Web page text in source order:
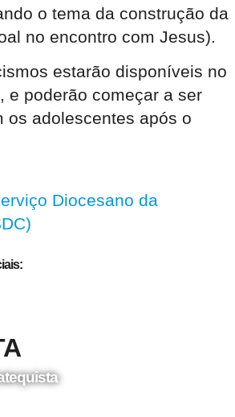
o tema da construção da
no encontro com Jesus).
estarão disponíveis no
e poderão começar a ser
os adolescentes após o
Diocesano da